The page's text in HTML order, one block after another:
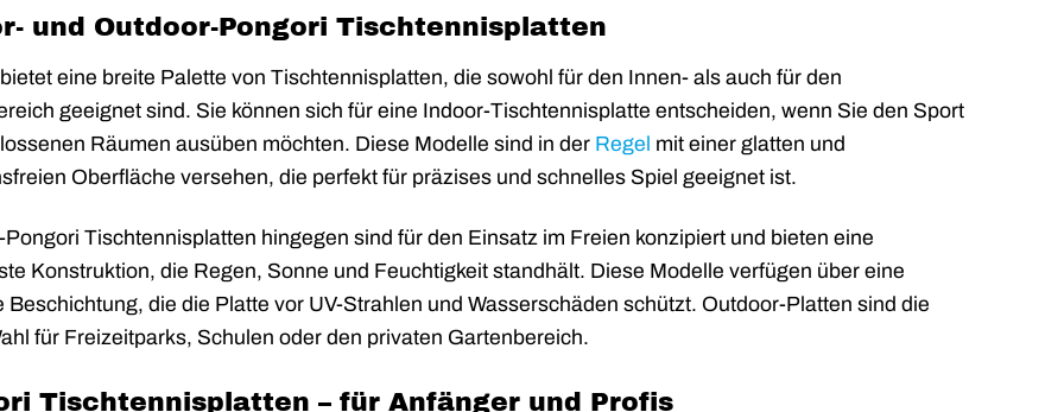
und Outdoor-Pongori Tischtennisplatten
eine breite Palette von Tischtennisplatten, die sowohl für den Innen- als auch für den
geeignet sind. Sie können sich für eine Indoor-Tischtennisplatte entscheiden, wenn Sie den Sport
Räumen ausüben möchten. Diese Modelle sind in der Regel mit einer glatten und
Oberfläche versehen, die perfekt für präzises und schnelles Spiel geeignet ist.
Pongori Tischtennisplatten hingegen sind für den Einsatz im Freien konzipiert und bieten eine
Konstruktion, die Regen, Sonne und Feuchtigkeit standhält. Diese Modelle verfügen über eine
Beschichtung, die die Platte vor UV-Strahlen und Wasserschäden schützt. Outdoor-Platten sind die
für Freizeitparks, Schulen oder den privaten Gartenbereich.
Tischtennisplatten – für Anfänger und Profis